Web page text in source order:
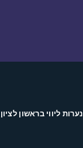
נערות ליווי בראשון לציון